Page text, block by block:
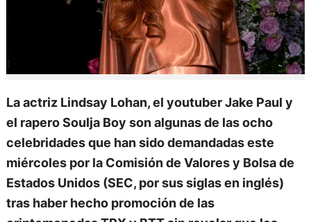
La actriz Lindsay Lohan, el youtuber Jake Paul y
el rapero Soulja Boy son algunas de las ocho
celebridades que han sido demandadas este
miércoles por la Comisión de Valores y Bolsa de
Estados Unidos (SEC, por sus siglas en inglés)
tras haber hecho promoción de las